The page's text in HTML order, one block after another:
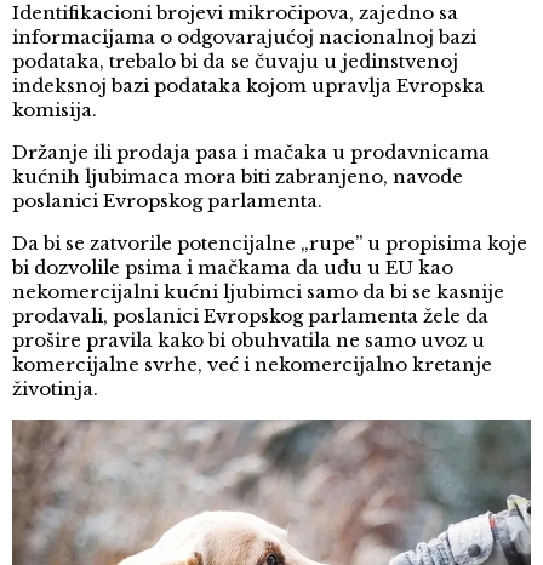
Identifikacioni brojevi mikročipova, zajedno sa
informacijama o odgovarajućoj nacionalnoj bazi
podataka, trebalo bi da se čuvaju u jedinstvenoj
indeksnoj bazi podataka kojom upravlja Evropska
komisija.
Držanje ili prodaja pasa i mačaka u prodavnicama
kućnih ljubimaca mora biti zabranjeno, navode
poslanici Evropskog parlamenta.
Da bi se zatvorile potencijalne „rupe” u propisima koje
bi dozvolile psima i mačkama da uđu u EU kao
nekomercijalni kućni ljubimci samo da bi se kasnije
prodavali, poslanici Evropskog parlamenta žele da
prošire pravila kako bi obuhvatila ne samo uvoz u
komercijalne svrhe, već i nekomercijalno kretanje
životinja.